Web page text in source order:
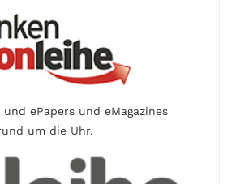
und ePapers und eMagazines
um die Uhr.